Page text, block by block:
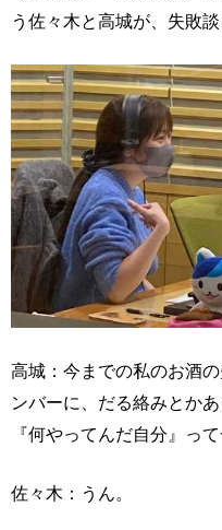
う佐々木と高城が、失敗談
高城：今までの私のお酒
ンバーに、だる絡みとか
『何やってんだ自分』っ
佐々木：うん。